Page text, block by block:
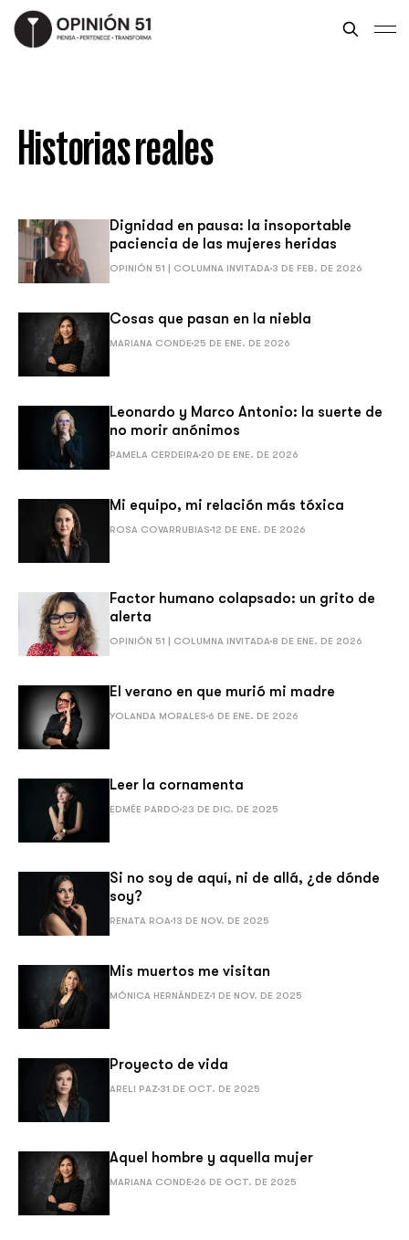
Historias reales
Dignidad en pausa: la insoportable
paciencia de las mujeres heridas
OPINIÓN 51 | COLUMNA INVITADA 3 DE FEB. DE 2026
Cosas que pasan en la niebla
MARIANA CONDE 25 DE ENE. DE 2026
Leonardo y Marco Antonio: la suerte de
no morir anónimos
PAMELA CERDEIRA 20 DE ENE. DE 2026
Mi equipo, mi relación más tóxica
ROSA COVARRUBIAS 12 DE ENE. DE 2026
Factor humano colapsado: un grito de
alerta
OPINIÓN 51 | COLUMNA INVITADA 8 DE ENE. DE 2026
El verano en que murió mi madre
YOLANDA MORALES 6 DE ENE. DE 2026
Leer la cornamenta
EDMÉE PARDO 23 DE DIC. DE 2025
Si no soy de aquí, ni de allá, ¿de dónde
soy?
RENATA ROA13 DE NOV. DE 2025
Mis muertos me visitan
MÓNICA HERNÁNDEZ1 DE NOV. DE 2025
Proyecto de vida
ARELI PAZ 31 DE OCT. DE 2025
Aquel hombre y aquella mujer
MARIANA CONDE 26 DE OCT. DE 2025